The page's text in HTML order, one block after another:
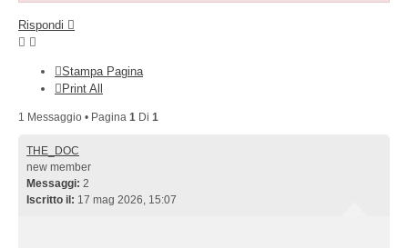
Rispondi
Stampa Pagina
Print All
1 Messaggio • Pagina 1 Di 1
THE_DOC
new member
Messaggi: 2
Iscritto il: 17 mag 2026, 15:07